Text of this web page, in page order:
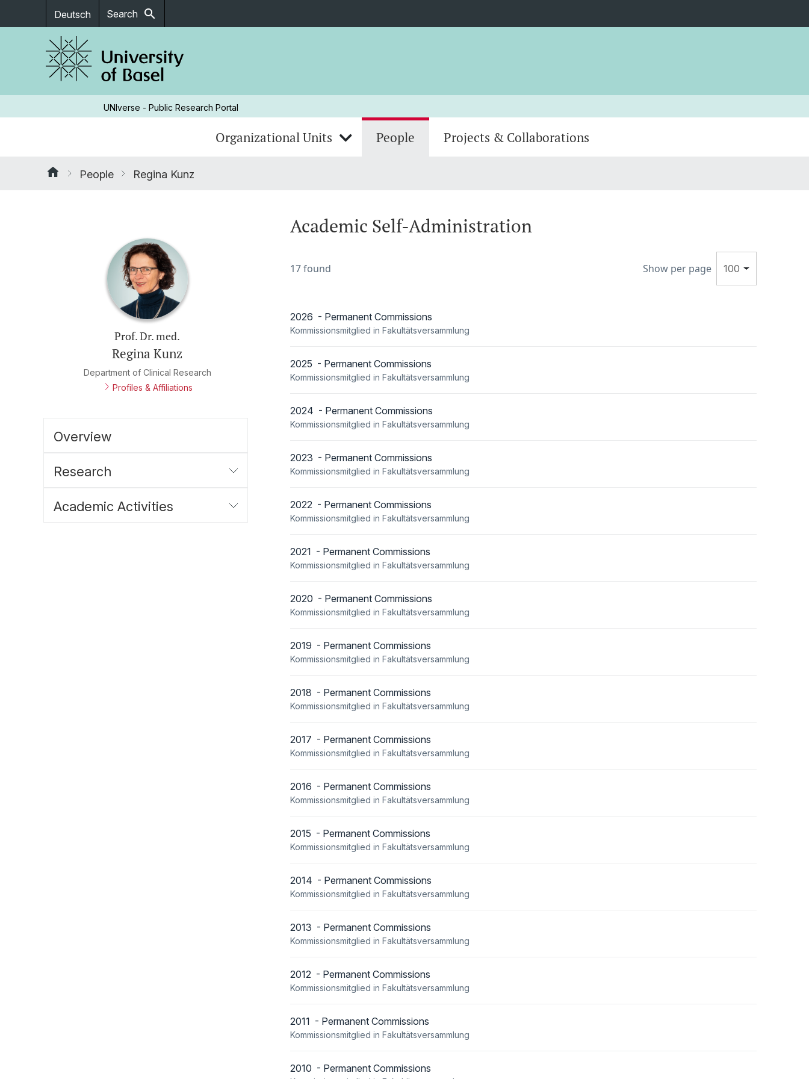
Deutsch Search search
UNIverse - Public Research Portal
Organizational Units People Projects & Collaborations
People Regina Kunz
Prof. Dr. med.
Regina Kunz
Department of Clinical Research
Profiles & Affiliations
Overview
Research
Academic Activities
Academic Self-Administration
17 found Show per page 100
2026 - Permanent Commissions
Kommissionsmitglied in Fakultätsversammlung
2025 - Permanent Commissions
Kommissionsmitglied in Fakultätsversammlung
2024 - Permanent Commissions
Kommissionsmitglied in Fakultätsversammlung
2023 - Permanent Commissions
Kommissionsmitglied in Fakultätsversammlung
2022 - Permanent Commissions
Kommissionsmitglied in Fakultätsversammlung
2021 - Permanent Commissions
Kommissionsmitglied in Fakultätsversammlung
2020 - Permanent Commissions
Kommissionsmitglied in Fakultätsversammlung
2019 - Permanent Commissions
Kommissionsmitglied in Fakultätsversammlung
2018 - Permanent Commissions
Kommissionsmitglied in Fakultätsversammlung
2017 - Permanent Commissions
Kommissionsmitglied in Fakultätsversammlung
2016 - Permanent Commissions
Kommissionsmitglied in Fakultätsversammlung
2015 - Permanent Commissions
Kommissionsmitglied in Fakultätsversammlung
2014 - Permanent Commissions
Kommissionsmitglied in Fakultätsversammlung
2013 - Permanent Commissions
Kommissionsmitglied in Fakultätsversammlung
2012 - Permanent Commissions
Kommissionsmitglied in Fakultätsversammlung
2011 - Permanent Commissions
Kommissionsmitglied in Fakultätsversammlung
2010 - Permanent Commissions